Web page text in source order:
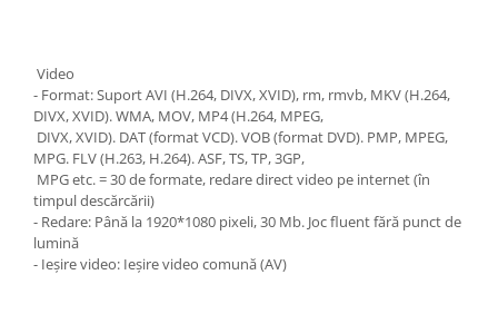
Video
- Format: Suport AVI (H.264, DIVX, XVID), rm, rmvb, MKV (H.264,
DIVX, XVID). WMA, MOV, MP4 (H.264, MPEG,
DIVX, XVID). DAT (format VCD). VOB (format DVD). PMP, MPEG,
MPG. FLV (H.263, H.264). ASF, TS, TP, 3GP,
MPG etc. = 30 de formate, redare direct video pe internet (în
timpul descărcării)
- Redare: Până la 1920*1080 pixeli, 30 Mb. Joc fluent fără punct de
lumină
- Ieșire video: Ieșire video comună (AV)